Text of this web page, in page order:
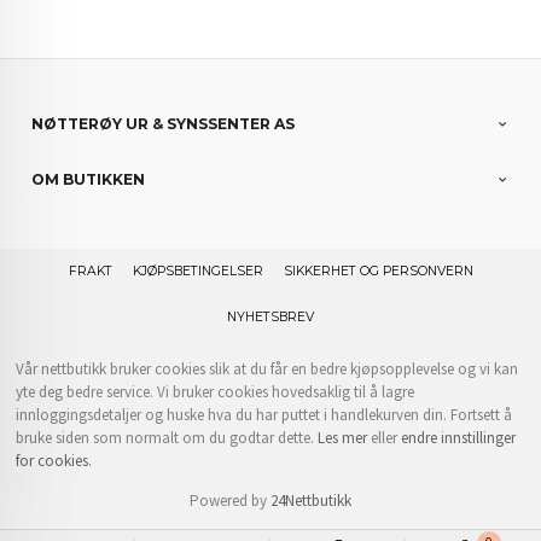
NØTTERØY UR & SYNSSENTER AS
OM BUTIKKEN
FRAKT KJØPSBETINGELSER SIKKERHET OG PERSONVERN
NYHETSBREV
Vår nettbutikk bruker cookies slik at du får en bedre kjøpsopplevelse og vi kan
yte deg bedre service. Vi bruker cookies hovedsaklig til å lagre
innloggingsdetaljer og huske hva du har puttet i handlekurven din. Fortsett å
bruke siden som normalt om du godtar dette. Les merellerendre innstillinger
for cookies.
Powered by 24Nettbutikk